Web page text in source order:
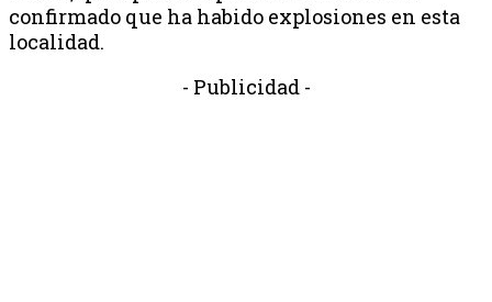
confirmado que ha habido explosiones en esta
localidad.
- Publicidad -